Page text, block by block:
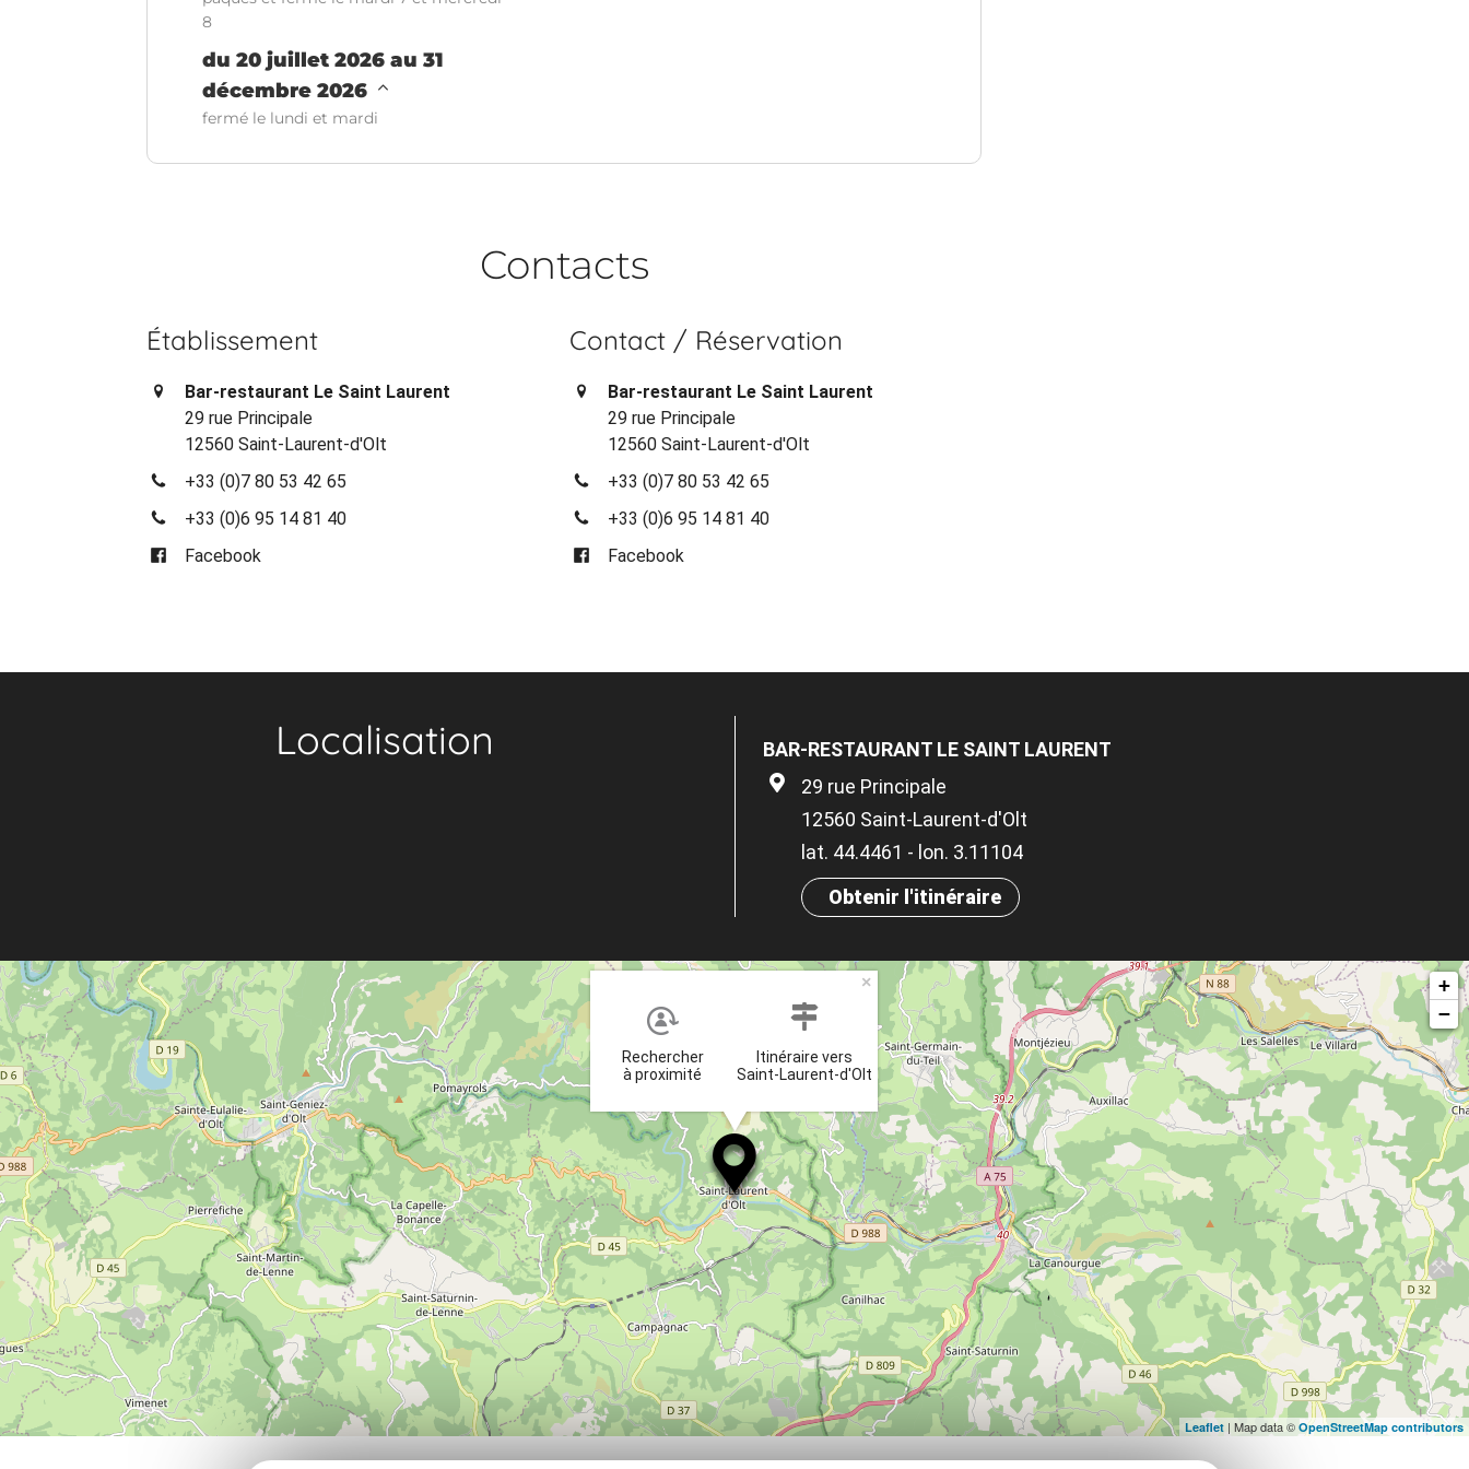
8
du 20 juillet 2026 au 31
décembre 2026
fermé le lundi et mardi
Contacts
Établissement
Bar-restaurant Le Saint Laurent
29 rue Principale
12560 Saint-Laurent-d'Olt
+33 (0)7 80 53 42 65
+33 (0)6 95 14 81 40
Facebook
Contact / Réservation
Bar-restaurant Le Saint Laurent
29 rue Principale
12560 Saint-Laurent-d'Olt
+33 (0)7 80 53 42 65
+33 (0)6 95 14 81 40
Facebook
Localisation
BAR-RESTAURANT LE SAINT LAURENT
29 rue Principale
12560 Saint-Laurent-d'Olt
lat. 44.4461 - lon. 3.11104
Obtenir l'itinéraire
Rechercher
à proximité
Itinéraire vers
Saint-Laurent-d'Olt
×
+
−
Leaflet | Map data © OpenStreetMap contributors